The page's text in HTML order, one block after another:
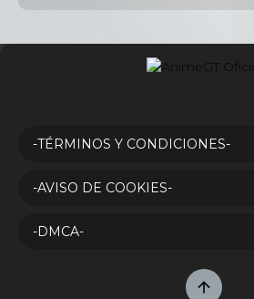
-TÉRMINOS Y CONDICIONES-
-AVISO DE COOKIES-
-DMCA-